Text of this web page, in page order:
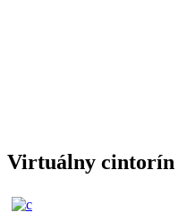
Virtuálny cintorín